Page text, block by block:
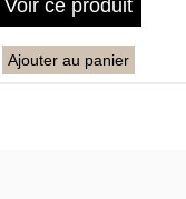
Voir ce produit
Ajouter au panier